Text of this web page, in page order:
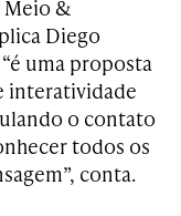
&
Diego
uma proposta
interatividade
o contato
todos os
conta.